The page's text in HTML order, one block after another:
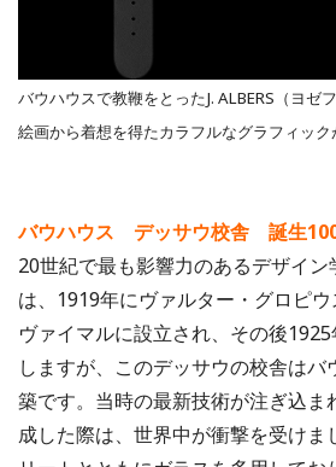
バウハウスで教鞭をとったJ. ALBERS（ヨゼ
絵画から着想を得たカラフルなグラフィック
バウハウス デッサウ校舎 誕生
20世紀で最も影響力のあるデザイ
は、1919年にヴァルター・グロピ
ヴァイマルに設立され、その後
しますが、このデッサウの校舎はバ
築です。当時の最新技術が注ぎ込ま
成した際は、世界中が衝撃を受けま